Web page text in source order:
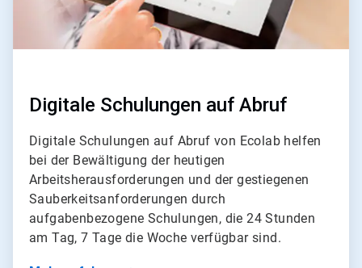
Digitale Schulungen auf Abruf
Digitale Schulungen auf Abruf von Ecolab helfen
bei der Bewältigung der heutigen
Arbeitsherausforderungen und der gestiegenen
Sauberkeitsanforderungen durch
aufgabenbezogene Schulungen, die 24 Stunden
am Tag, 7 Tage die Woche verfügbar sind.